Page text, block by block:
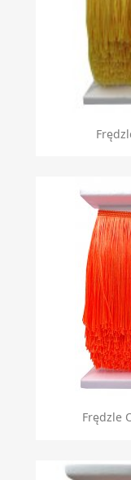
Frędzle